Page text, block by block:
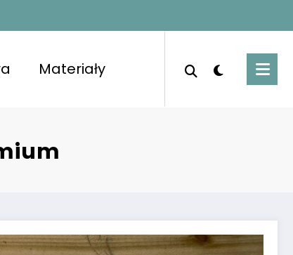
pomieszczeniami i świeżym
Materiały